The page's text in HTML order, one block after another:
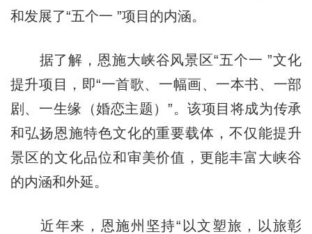
和发展了“五个一 ”项目的内涵。
据了解，恩施大峡谷风景区“五个一 ”文化
提升项目，即“一首歌、一幅画、一本书、一部
剧、一生缘（婚恋主题）”。该项目将成为传承
和弘扬恩施特色文化的重要载体，不仅能提升
景区的文化品位和审美价值，更能丰富大峡谷
的内涵和外延。
近年来，恩施州坚持“以文塑旅，以旅彰